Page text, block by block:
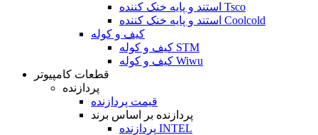
استند و پایه خنک کننده Tsco
استند و پایه خنک کننده Coolcold
کیف و کوله
کیف و کوله STM
کیف و کوله Wiwu
قطعات کامپیوتر
پردازنده
قیمت پردازنده
پردازنده بر اساس برند
پردازنده INTEL